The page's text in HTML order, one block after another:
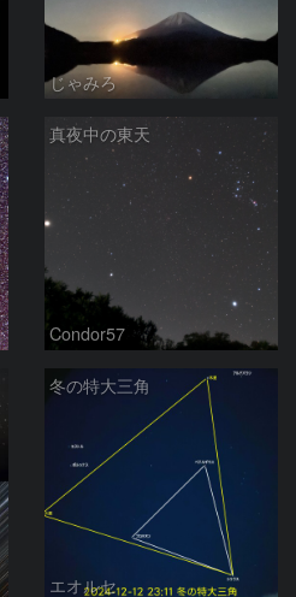
じゃみろ
真夜中の東天
Condor57
冬の特大三角
エオルセ